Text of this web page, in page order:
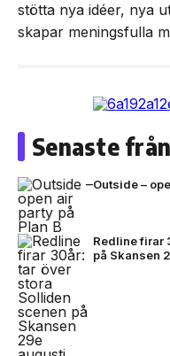
stötta nya idéer, nya
skapar meningsfulla
Senaste
Outside –
Redline firar
på Skansen